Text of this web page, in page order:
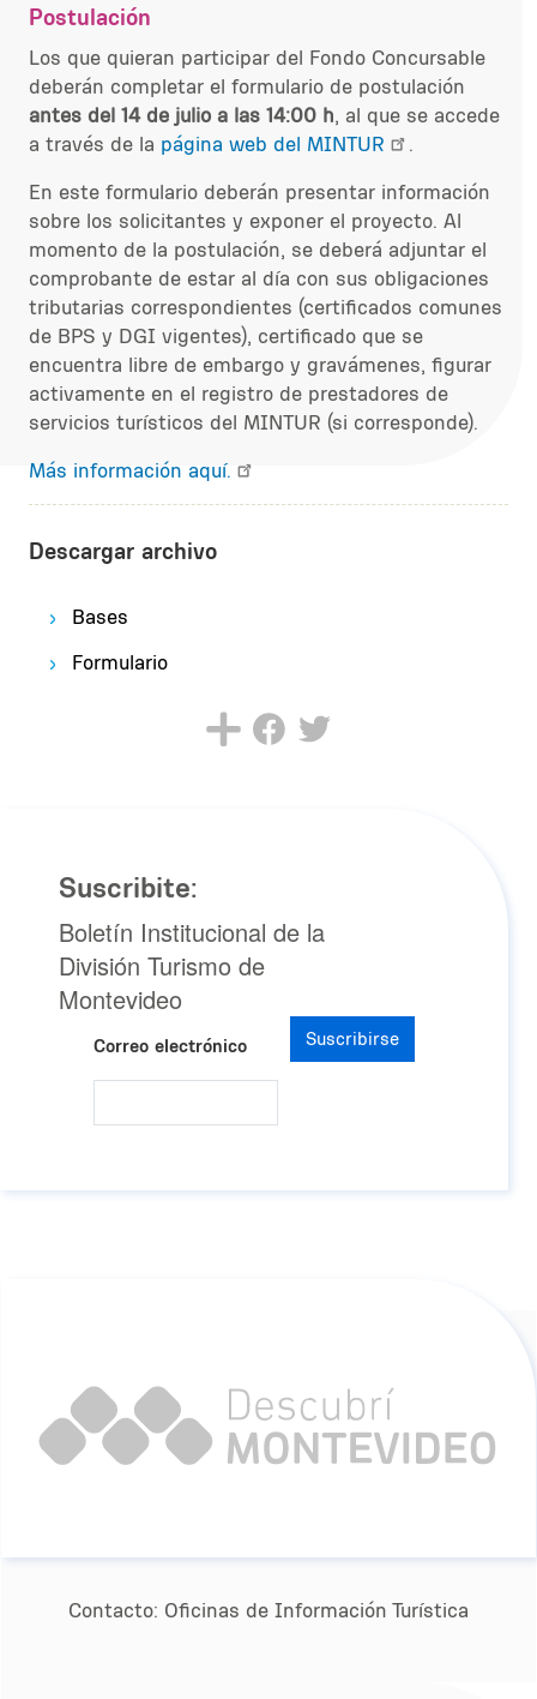
Postulación
Los que quieran participar del Fondo Concursable
deberán completar el formulario de postulación
antes del 14 de julio a las 14:00 h, al que se accede
a través de la página web del MINTUR
.
En este formulario deberán presentar información
sobre los solicitantes y exponer el proyecto. Al
momento de la postulación, se deberá adjuntar el
comprobante de estar al día con sus obligaciones
tributarias correspondientes (certificados comunes
de BPS y DGI vigentes), certificado que se
encuentra libre de embargo y gravámenes, figurar
activamente en el registro de prestadores de
servicios turísticos del MINTUR (si corresponde).
Más información aquí.
Descargar archivo
Bases
Formulario
Suscribite:
Boletín Institucional de la
División Turismo de
Montevideo
Correo electrónico Suscribirse
Contacto: Oﬁcinas de Información Turística